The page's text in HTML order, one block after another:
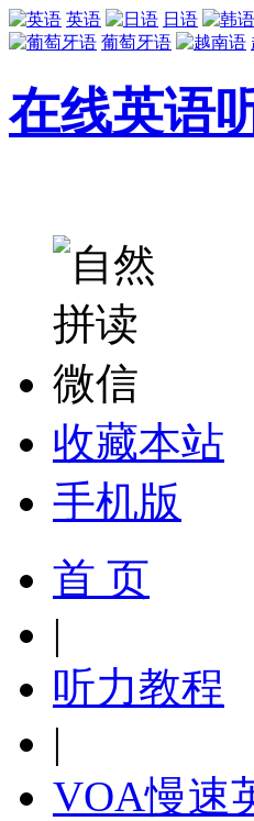
英语 日语
葡萄牙语
在线英语
收藏本站
手机版
首 页
|
听力教程
|
VOA慢速